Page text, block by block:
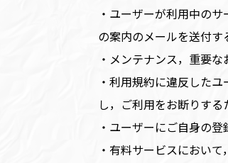
・ユーザーが利用中の
の案内のメールを送付す
・メンテナンス，重要
・利用規約に違反した
し，ご利用をお断りする
・ユーザーにご自身の
・有料サービスにおい